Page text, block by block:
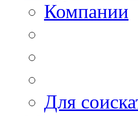
Компании
Для